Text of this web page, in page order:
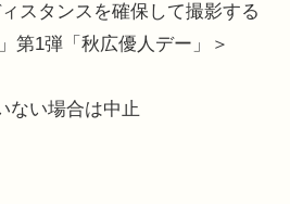
スタンスを確保して撮影する
第1弾「秋広優人デー」＞
ない場合は中止